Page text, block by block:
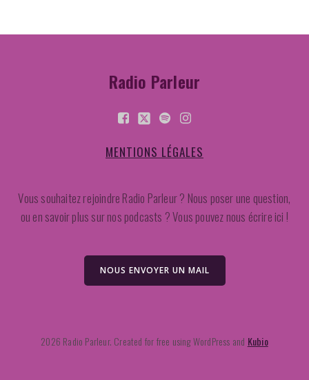
Radio Parleur
MENTIONS LÉGALES
Vous souhaitez rejoindre Radio Parleur ? Nous poser une question,
ou en savoir plus sur nos podcasts ? Vous pouvez nous écrire ici !
NOUS ENVOYER UN MAIL
2026 Radio Parleur. Created for free using WordPress and Kubio